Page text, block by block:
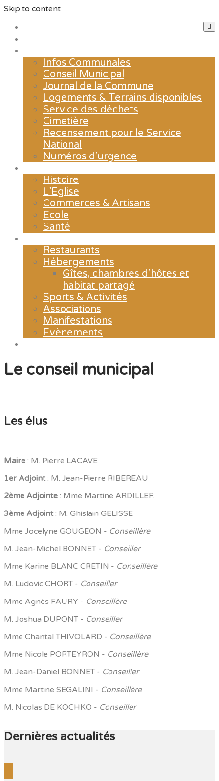
Skip to content
Infos Communales
Conseil Municipal
Journal de la Commune
Logements & Terrains disponibles
Service des déchets
Cimetière
Recensement pour le Service
National
Numéros d’urgence
Histoire
L’Eglise
Commerces & Artisans
Ecole
Santé
Restaurants
Hébergements
Gîtes, chambres d’hôtes et
habitat partagé
Sports & Activités
Associations
Manifestations
Evènements
Le conseil municipal
Les élus
Maire : M. Pierre LACAVE
1er Adjoint: M. Jean-Pierre RIBEREAU
2ème Adjointe : Mme Martine ARDILLER
3ème Adjoint: M. Ghislain GELISSE
Mme Jocelyne GOUGEON - Conseillère
M. Jean-Michel BONNET - Conseiller
Mme Karine BLANC CRETIN - Conseillère
M. Ludovic CHORT - Conseiller
Mme Agnès FAURY - Conseillère
M. Joshua DUPONT - Conseiller
Mme Chantal THIVOLARD - Conseillère
Mme Nicole PORTEYRON - Conseillère
M. Jean-Daniel BONNET - Conseiller
Mme Martine SEGALINI - Conseillère
M. Nicolas DE KOCHKO - Conseiller
Dernières actualités